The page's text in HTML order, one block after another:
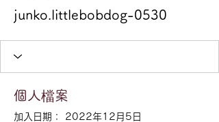
junko.littlebobdog-0530
個人檔案
加入日期： 2022年12月5日